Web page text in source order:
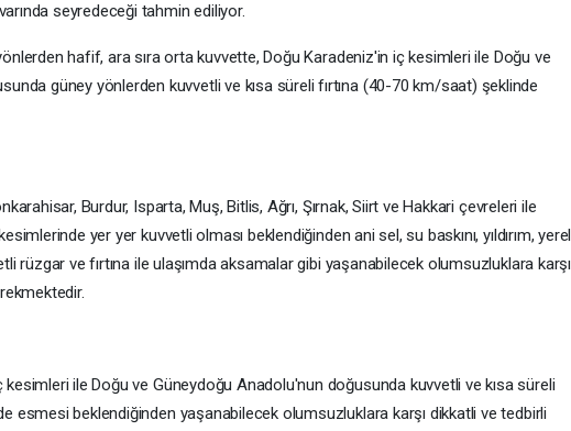
seyredeceği tahmin ediliyor.
hafif, ara sıra orta kuvvette, Doğu Karadeniz'in iç kesimleri ile Doğu ve
güney yönlerden kuvvetli ve kısa süreli fırtına (40-70 km/saat) şeklinde
Burdur, Isparta, Muş, Bitlis, Ağrı, Şırnak, Siirt ve Hakkari çevreleri ile
kesimlerinde yer yer kuvvetli olması beklendiğinden ani sel, su baskını, yıldırım, yerel
rüzgar ve fırtına ile ulaşımda aksamalar gibi yaşanabilecek olumsuzluklara karşı
kesimleri ile Doğu ve Güneydoğu Anadolu'nun doğusunda kuvvetli ve kısa süreli
esmesi beklendiğinden yaşanabilecek olumsuzluklara karşı dikkatli ve tedbirli